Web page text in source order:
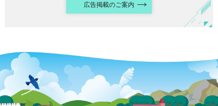
広告掲載のご案内